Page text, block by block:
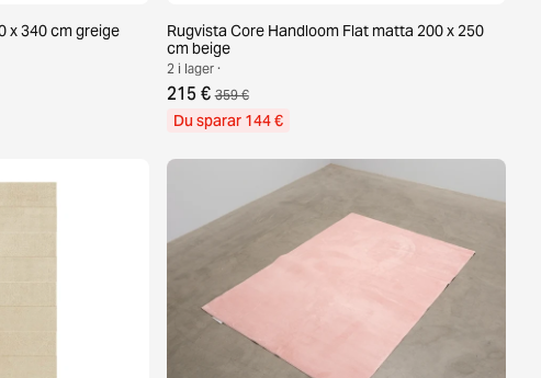
x 340 cm greige
Rugvista Core Handloom Flat matta 200 x 250
cm beige
2 i lager ·
215 € 359 €
Du sparar 144 €